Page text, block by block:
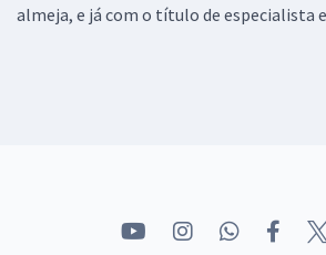
almeja, e já com o título de especialista